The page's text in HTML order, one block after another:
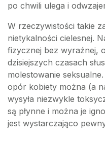
po chwili ulega i
W rzeczywistości takie
nietykalności cielesnej.
fizycznej bez wyraźnej,
dzisiejszych czasach
molestowanie
opór kobiety można (a
wysyła niezwykle
są płynne i można je
jest wystarczająco